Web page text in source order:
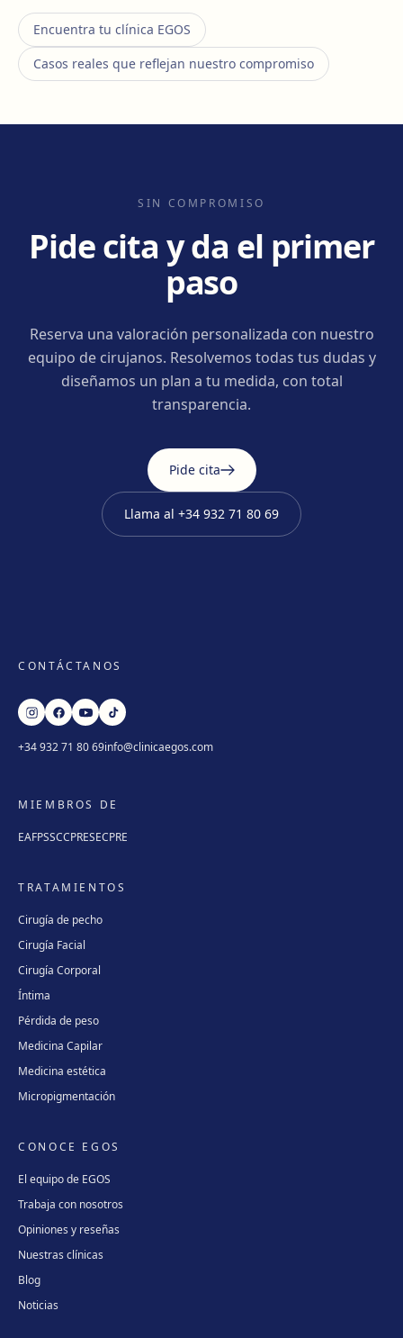
Encuentra tu clínica EGOS
Casos reales que reflejan nuestro compromiso
SIN COMPROMISO
Pide cita y da el primer
paso
Reserva una valoración personalizada con nuestro
equipo de cirujanos. Resolvemos todas tus dudas y
diseñamos un plan a tu medida, con total
transparencia.
Pide cita
Llama al +34 932 71 80 69
CONTÁCTANOS
+34 932 71 80 69info@clinicaegos.com
MIEMBROS DE
EAFPSSCCPRESECPRE
TRATAMIENTOS
Cirugía de pecho
Cirugía Facial
Cirugía Corporal
Íntima
Pérdida de peso
Medicina Capilar
Medicina estética
Micropigmentación
CONOCE EGOS
El equipo de EGOS
Trabaja con nosotros
Opiniones y reseñas
Nuestras clínicas
Blog
Noticias